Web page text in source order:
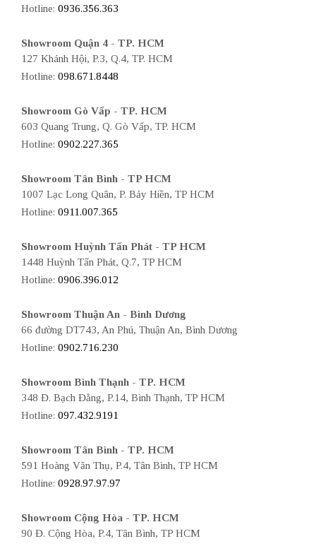
Hotline: 0936.356.363
Showroom Quận 4 - TP. HCM
127 Khánh Hội, P.3, Q.4, TP. HCM
Hotline: 098.671.8448
Showroom Gò Vấp - TP. HCM
603 Quang Trung, Q. Gò Vấp, TP. HCM
Hotline: 0902.227.365
Showroom Tân Bình - TP HCM
1007 Lạc Long Quân, P. Bảy Hiền, TP HCM
Hotline: 0911.007.365
Showroom Huỳnh Tấn Phát - TP HCM
1448 Huỳnh Tấn Phát, Q.7, TP HCM
Hotline: 0906.396.012
Showroom Thuận An - Bình Dương
66 đường DT743, An Phú, Thuận An, Bình Dương
Hotline: 0902.716.230
Showroom Bình Thạnh - TP. HCM
348 Đ. Bạch Đằng, P.14, Bình Thạnh, TP HCM
Hotline: 097.432.9191
Showroom Tân Bình - TP. HCM
591 Hoàng Văn Thụ, P.4, Tân Bình, TP HCM
Hotline: 0928.97.97.97
Showroom Cộng Hòa - TP. HCM
90 Đ. Cộng Hòa, P.4, Tân Bình, TP HCM